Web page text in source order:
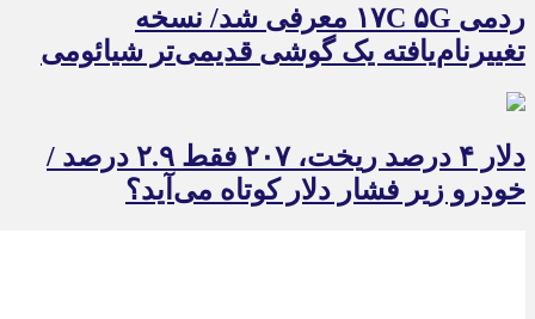
ردمی ۱۷C ۵G معرفی شد/ نسخه
تغییرنام‌یافته یک گوشی قدیمی‌تر شیائومی
دلار ۴ درصد ریخت، ۲۰۷ فقط ۲.۹ درصد /
خودرو زیر فشار دلار کوتاه می‌آید؟